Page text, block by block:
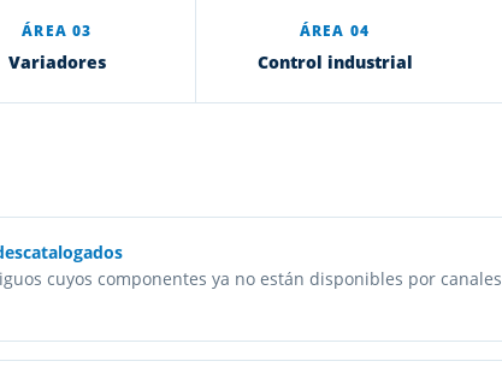
ÁREA 03
Variadores
ÁREA 04
Control industrial
cuyos componentes ya no están disponibles por canales